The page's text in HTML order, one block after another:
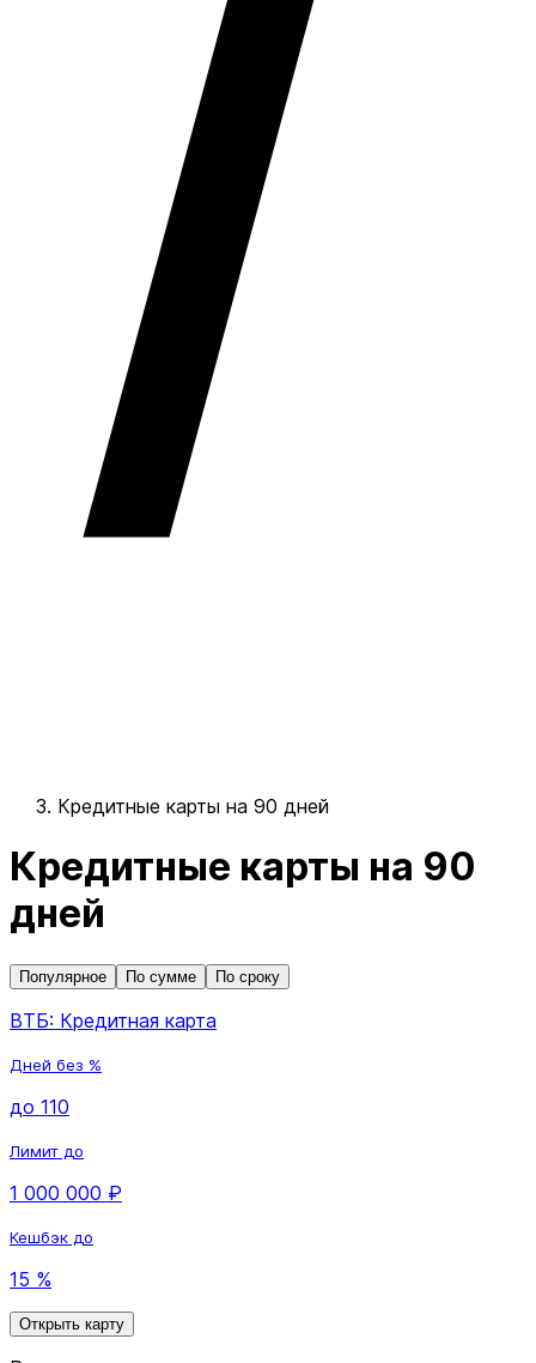
Кредитные карты на 90 дней
Кредитные карты на 90
дней
Популярное По сумме По сроку
ВТБ: Кредитная карта
Дней без %
до 110
Лимит до
1 000 000 ₽
Кешбэк до
15 %
Открыть карту